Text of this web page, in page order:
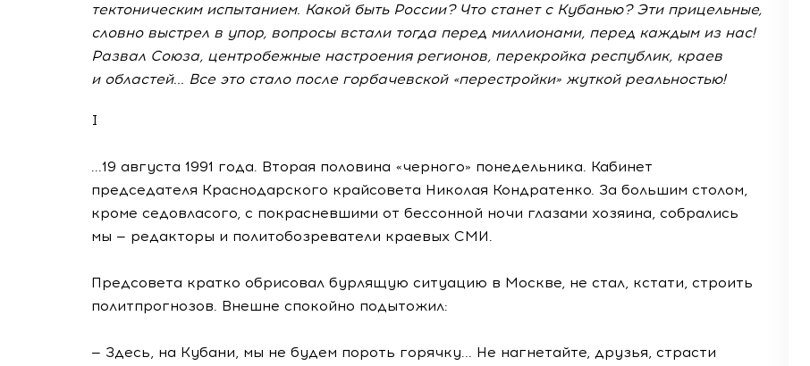
тектоническим испытанием. Какой быть России? Что станет с Кубанью? Эти прицельные,
словно выстрел в упор, вопросы встали тогда перед миллионами, перед каждым из нас!
Развал Союза, центробежные настроения регионов, перекройка республик, краев
и областей... Все это стало после горбачевской «перестройки» жуткой реальностью!
I
...19 августа 1991 года. Вторая половина «черного» понедельника. Кабинет
председателя Краснодарского крайсовета Николая Кондратенко. За большим столом,
кроме седовласого, с покрасневшими от бессонной ночи глазами хозяина, собрались
мы — редакторы и политобозреватели краевых СМИ.
Предсовета кратко обрисовал бурлящую ситуацию в Москве, не стал, кстати, строить
политпрогнозов. Внешне спокойно подытожил:
— Здесь, на Кубани, мы не будем пороть горячку... Не нагнетайте, друзья, страсти